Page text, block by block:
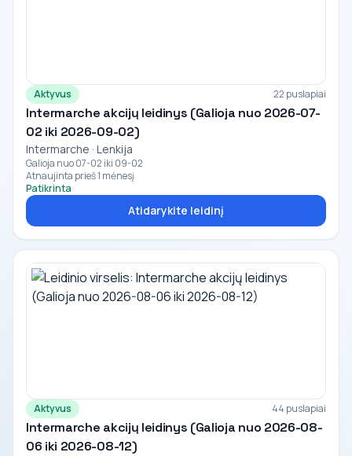
Aktyvus 22 puslapiai
Intermarche akcijų leidinys (Galioja nuo 2026-07-
02 iki 2026-09-02)
Intermarche · Lenkija
Galioja nuo 07-02 iki 09-02
Atnaujinta prieš 1 mėnesį
Patikrinta
Atidarykite leidinį
Aktyvus 44 puslapiai
Intermarche akcijų leidinys (Galioja nuo 2026-08-
06 iki 2026-08-12)